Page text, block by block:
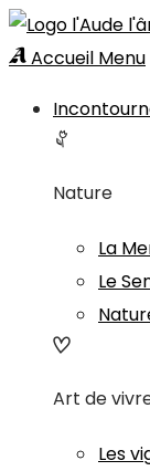
Accueil Menu
Nature
La
Le
Art de
Les